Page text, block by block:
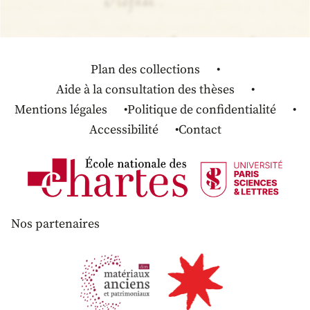
Plan des collections
Aide à la consultation des thèses
Mentions légales
Politique de confidentialité
Accessibilité
Contact
Nos partenaires